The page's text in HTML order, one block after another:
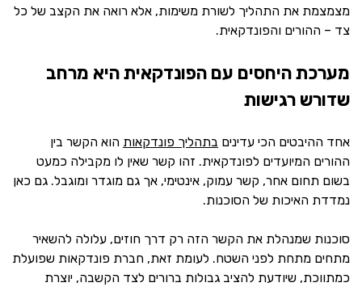
מצמצמת את התהליך לשורת משימות, אלא רואה את הקצב של כל
צד – ההורים והפונדקאית.
מערכת היחסים עם הפונדקאית היא מרחב
שדורש רגישות
אחד ההיבטים הכי עדינים בתהליך פונדקאות הוא הקשר בין
ההורים המיועדים לפונדקאית. זהו קשר שאין לו מקבילה כמעט
בשום תחום אחר, קשר עמוק, אינטימי, אך גם מוגדר ומוגבל. גם כאן
נמדדת האיכות של הסוכנות.
סוכנות שמנהלת את הקשר הזה רק דרך חוזים, עלולה להשאיר
מתחים מתחת לפני השטח. לעומת זאת, חברת פונדקאות שפועלת
כמתווכת, שיודעת להציב גבולות ברורים לצד הקשבה, יוצרת